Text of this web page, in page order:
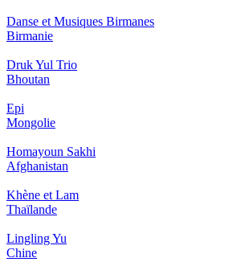
Danse et Musiques Birmanes
Birmanie
Druk Yul Trio
Bhoutan
Epi
Mongolie
Homayoun Sakhi
Afghanistan
Khène et Lam
Thaïlande
Lingling Yu
Chine